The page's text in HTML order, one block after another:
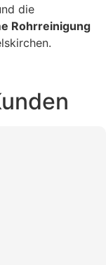
die
Rohrreinigung